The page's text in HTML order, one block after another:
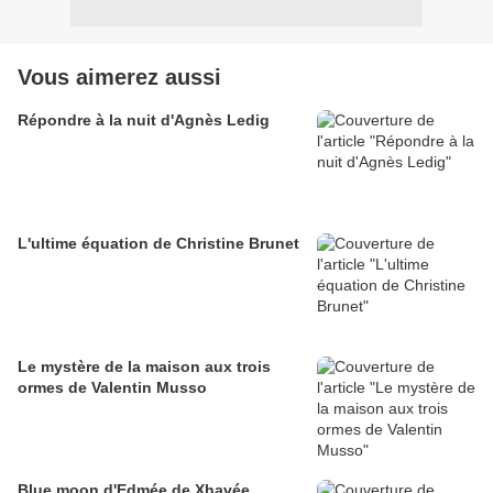
Vous aimerez aussi
Répondre à la nuit d'Agnès Ledig
L'ultime équation de Christine Brunet
Le mystère de la maison aux trois
ormes de Valentin Musso